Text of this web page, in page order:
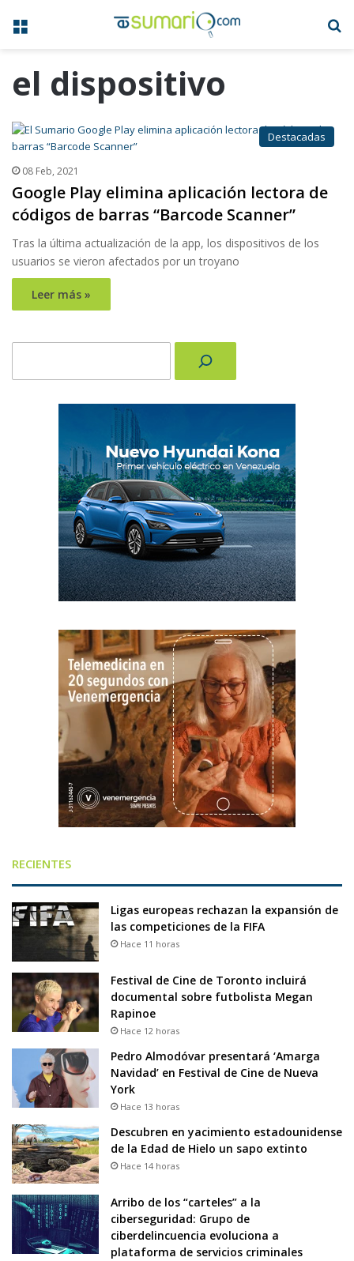
Menú
el dispositivo
Destacadas
08 Feb, 2021
Google Play elimina aplicación lectora de
códigos de barras “Barcode Scanner”
Tras la última actualización de la app, los dispositivos de los
usuarios se vieron afectados por un troyano
Leer más »
RECIENTES
Ligas europeas rechazan la expansión de
las competiciones de la FIFA
Hace 11 horas
Festival de Cine de Toronto incluirá
documental sobre futbolista Megan
Rapinoe
Hace 12 horas
Pedro Almodóvar presentará ‘Amarga
Navidad’ en Festival de Cine de Nueva
York
Hace 13 horas
Descubren en yacimiento estadounidense
de la Edad de Hielo un sapo extinto
Hace 14 horas
Arribo de los “carteles” a la
ciberseguridad: Grupo de
ciberdelincuencia evoluciona a
plataforma de servicios criminales